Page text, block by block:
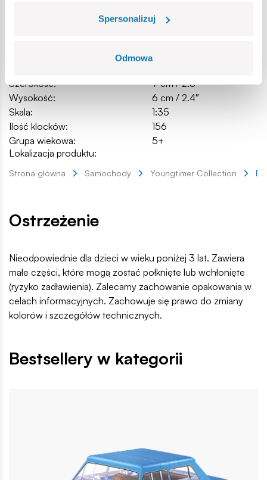
Spersonalizuj
Odmowa
COBI-24593
23,5 x 18 x 5 cm
Szerokość:
7 cm / 2.8″
Wysokość:
6 cm / 2.4″
Skala:
1:35
Ilość klocków:
156
Grupa wiekowa:
5+
Lokalizacja produktu:
Strona główna Samochody Youngtimer Collection
Ostrzeżenie
Nieodpowiednie dla dzieci w wieku poniżej 3 lat. Zawiera
małe części, które mogą zostać połknięte lub wchłonięte
(ryzyko zadławienia). Zalecamy zachowanie opakowania w
celach informacyjnych. Zachowuje się prawo do zmiany
kolorów i szczegółów technicznych.
Bestsellery w kategorii